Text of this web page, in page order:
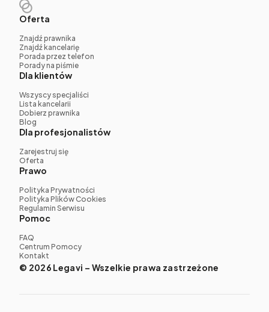
Oferta
Znajdź prawnika
Znajdź kancelarię
Porada przez telefon
Porady na piśmie
Dla klientów
Wszyscy specjaliści
Lista kancelarii
Dobierz prawnika
Blog
Dla profesjonalistów
Zarejestruj się
Oferta
Prawo
Polityka Prywatności
Polityka Plików Cookies
Regulamin Serwisu
Pomoc
FAQ
Centrum Pomocy
Kontakt
© 2026 Legavi – Wszelkie prawa zastrzeżone